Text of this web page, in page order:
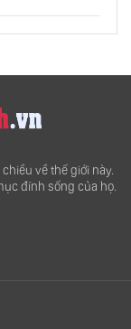
về thế giới này.
đính sống của họ.